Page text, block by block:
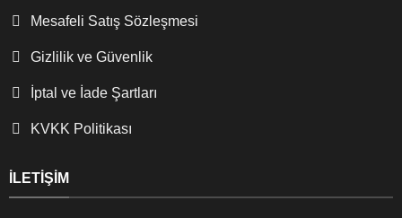
Mesafeli Satış Sözleşmesi
Gizlilik ve Güvenlik
İptal ve İade Şartları
KVKK Politikası
İLETIŞIM